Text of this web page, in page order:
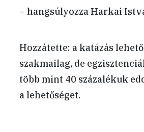
– hangsúlyozza Harkai
Hozzátette: a katázás
szakmailag, de
több mint 40 százalékuk
a lehetőséget.